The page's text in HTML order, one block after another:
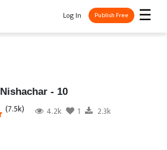
☰
Log In Publish Free
Nishachar - 10
(7.5k) 4.2k 1 2.3k